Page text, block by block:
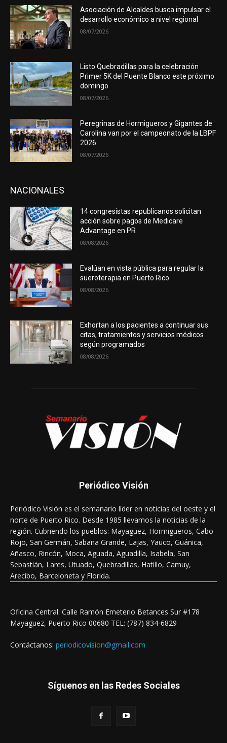
Asociación de Alcaldes busca impulsar el
desarrollo económico a nivel regional
08/07/2026
Listo Quebradillas para la celebración
Primer 5K del Puente Blanco este próximo
domingo
08/07/2026
Peregrinas de Hormigueros y Gigantes de
Carolina van por el campeonato de la LBPF
2026
08/07/2026
NACIONALES
14 congresistas republicanos solicitan
acción sobre pagos de Medicare
Advantage en PR
08/08/2026
Evalúan en vista pública para regular la
sueroterapia en Puerto Rico
08/08/2026
Exhortan a los pacientes a continuar sus
citas, tratamientos y servicios médicos
según programados
08/08/2026
Periódico Visión
Periódico Visión es el semanario líder en noticias del oeste y el
norte de Puerto Rico. Desde 1985 llevamos la noticias de la
región. Cubriendo los pueblos: Mayagüez, Hormigueros, Cabo
Rojo, San Germán, Sabana Grande, Lajas, Yauco, Guánica,
Añasco, Rincón, Moca, Aguada, Aguadilla, Isabela, San
Sebastián, Lares, Utuado, Quebradillas, Hatillo, Camuy,
Arecibo, Barceloneta y Florida.
Oficina Central: Calle Ramón Emeterio Betances Sur #178
Mayaguez, Puerto Rico 00680 TEL: (787) 834-6829
Contáctanos: periodicovision@gmail.com
Síguenos en las Redes Sociales